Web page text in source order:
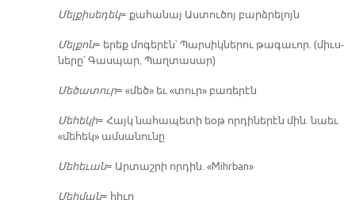
Մե­լքի­սե­դեկ= քա­հա­նայ Աս­տու­ծոյ բարձ­րե­լոյն
Մել­քոն= ե­րեք մո­գե­րէն՝ Պար­սիկ­նե­րու թա­գա­ւոր. (միւս­
նե­րը՝ Գաս­պար, Պաղ­տա­սար)
Մե­ծա­տուր= «մեծ» եւ «տուր» բա­ռե­րէն
Մե­հե­կի= Հայկ նա­հա­պե­տի եօթ որ­դի­նե­րէն մին. նաեւ
«մե­հեկ» ամ­սա­նու­նը
Մե­հե­ւան= Ար­տաշ­րի որ­դին. «Mihrban»
Մեհ­ման= հիւր